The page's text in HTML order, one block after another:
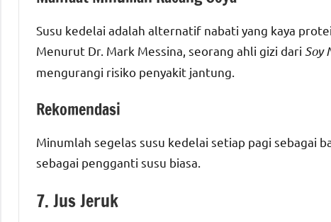
Susu kedelai adalah alternatif nabati yang kaya
Menurut Dr. Mark Messina, seorang ahli gizi dari Soy
mengurangi risiko penyakit jantung.
Rekomendasi
Minumlah segelas susu kedelai setiap pagi sebagai
sebagai pengganti susu biasa.
7. Jus Jeruk